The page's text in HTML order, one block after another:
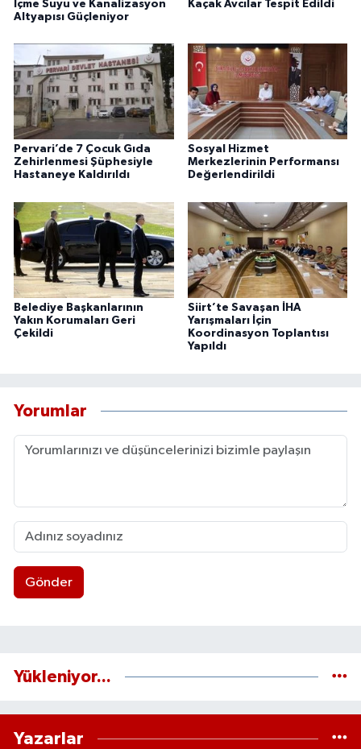
İçme Suyu ve Kanalizasyon
Altyapısı Güçleniyor
Kaçak Avcılar Tespit Edildi
Pervari’de 7 Çocuk Gıda
Zehirlenmesi Şüphesiyle
Hastaneye Kaldırıldı
Sosyal Hizmet
Merkezlerinin Performansı
Değerlendirildi
Belediye Başkanlarının
Yakın Korumaları Geri
Çekildi
Siirt’te Savaşan İHA
Yarışmaları İçin
Koordinasyon Toplantısı
Yapıldı
Yorumlar
Gönder
Yükleniyor...
Yazarlar